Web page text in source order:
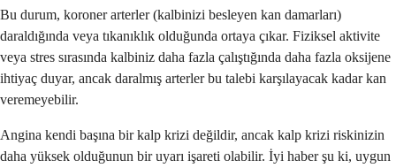
Bu durum, koroner arterler (kalbinizi besleyen kan damarları)
daraldığında veya tıkanıklık olduğunda ortaya çıkar. Fiziksel aktivite
veya stres sırasında kalbiniz daha fazla çalıştığında daha fazla oksijene
ihtiyaç duyar, ancak daralmış arterler bu talebi karşılayacak kadar kan
veremeyebilir.
Angina kendi başına bir kalp krizi değildir, ancak kalp krizi riskinizin
daha yüksek olduğunun bir uyarı işareti olabilir. İyi haber şu ki, uygun